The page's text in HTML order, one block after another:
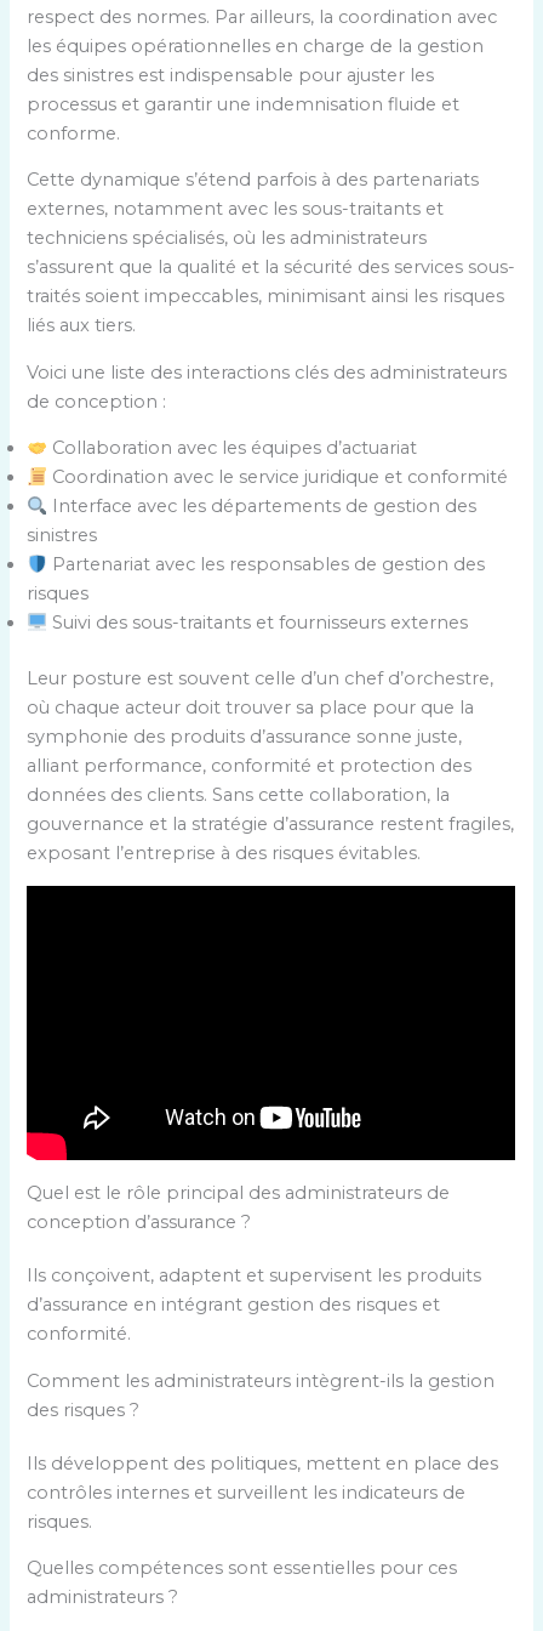
respect des normes. Par ailleurs, la coordination avec
les équipes opérationnelles en charge de la gestion
des sinistres est indispensable pour ajuster les
processus et garantir une indemnisation fluide et
conforme.
Cette dynamique s’étend parfois à des partenariats
externes, notamment avec les sous-traitants et
techniciens spécialisés, où les administrateurs
s’assurent que la qualité et la sécurité des services sous-
traités soient impeccables, minimisant ainsi les risques
liés aux tiers.
Voici une liste des interactions clés des administrateurs
de conception :
Collaboration avec les équipes d’actuariat
Coordination avec le service juridique et conformité
Interface avec les départements de gestion des
sinistres
Partenariat avec les responsables de gestion des
risques
Suivi des sous-traitants et fournisseurs externes
Leur posture est souvent celle d’un chef d’orchestre,
où chaque acteur doit trouver sa place pour que la
symphonie des produits d’assurance sonne juste,
alliant performance, conformité et protection des
données des clients. Sans cette collaboration, la
gouvernance et la stratégie d’assurance restent fragiles,
exposant l’entreprise à des risques évitables.
Quel est le rôle principal des administrateurs de
conception d’assurance ?
Ils conçoivent, adaptent et supervisent les produits
d’assurance en intégrant gestion des risques et
conformité.
Comment les administrateurs intègrent-ils la gestion
des risques ?
Ils développent des politiques, mettent en place des
contrôles internes et surveillent les indicateurs de
risques.
Quelles compétences sont essentielles pour ces
administrateurs ?